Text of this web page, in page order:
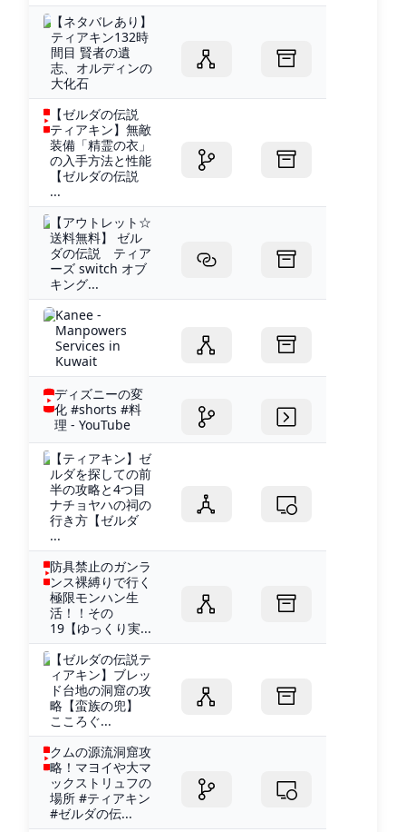
【ネタバレあり】
ティアキン132時
間目 賢者の遺
志、オルディンの
大化石
【ゼルダの伝説
ティアキン】無敵
装備「精霊の衣」
の入手方法と性能
【ゼルダの伝説
...
【アウトレット☆
送料無料】 ゼル
ダの伝説 ティア
ーズ switch オブ
キング...
Kanee -
Manpowers
Services in
Kuwait
ディズニーの変
化 #shorts #料
理 - YouTube
【ティアキン】ゼ
ルダを探しての前
半の攻略と4つ目
ナチョヤハの祠の
行き方【ゼルダ
...
防具禁止のガンラ
ンス裸縛りで行く
極限モンハン生
活！！その
19【ゆっくり実...
【ゼルダの伝説テ
ィアキン】ブレッ
ド台地の洞窟の攻
略【蛮族の兜】
こころぐ...
クムの源流洞窟攻
略！マヨイや大マ
ックストリュフの
場所 #ティアキン
#ゼルダの伝...